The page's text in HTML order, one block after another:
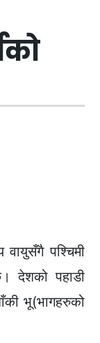
पश्चिमी
देशको पहाडी
भू(भागहरुको